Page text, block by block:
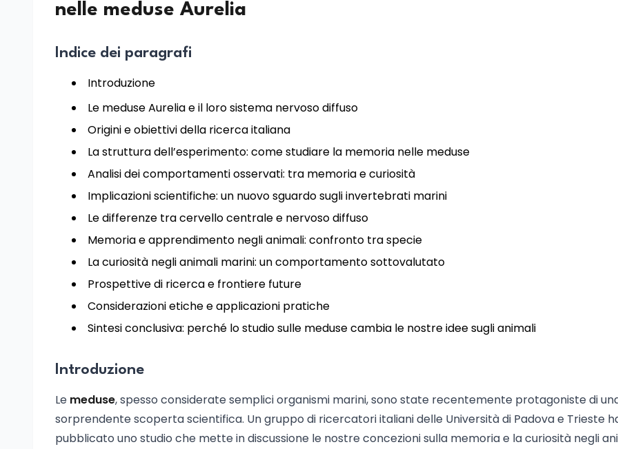
nelle meduse Aurelia
Indice dei paragrafi
Introduzione
Le meduse Aurelia e il loro sistema nervoso diffuso
Origini e obiettivi della ricerca italiana
La struttura dell’esperimento: come studiare la memoria nelle meduse
Analisi dei comportamenti osservati: tra memoria e curiosità
Implicazioni scientifiche: un nuovo sguardo sugli invertebrati marini
Le differenze tra cervello centrale e nervoso diffuso
Memoria e apprendimento negli animali: confronto tra specie
La curiosità negli animali marini: un comportamento sottovalutato
Prospettive di ricerca e frontiere future
Considerazioni etiche e applicazioni pratiche
Sintesi conclusiva: perché lo studio sulle meduse cambia le nostre idee sugli animali
Introduzione
Le meduse, spesso considerate semplici organismi marini, sono state recentemente protagoniste di
sorprendente scoperta scientifica. Un gruppo di ricercatori italiani delle Università di Padova e Trieste
pubblicato uno studio che mette in discussione le nostre concezioni sulla memoria e la curiosità negli